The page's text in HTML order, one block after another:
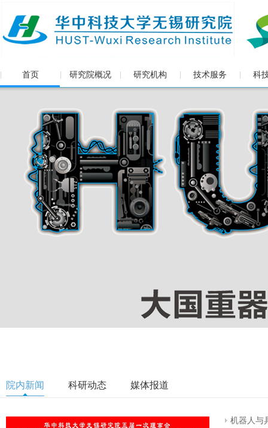
首页 研究院概况 研究机构 技术服务 科
院内新闻 科研动态 媒体报道
机器人与